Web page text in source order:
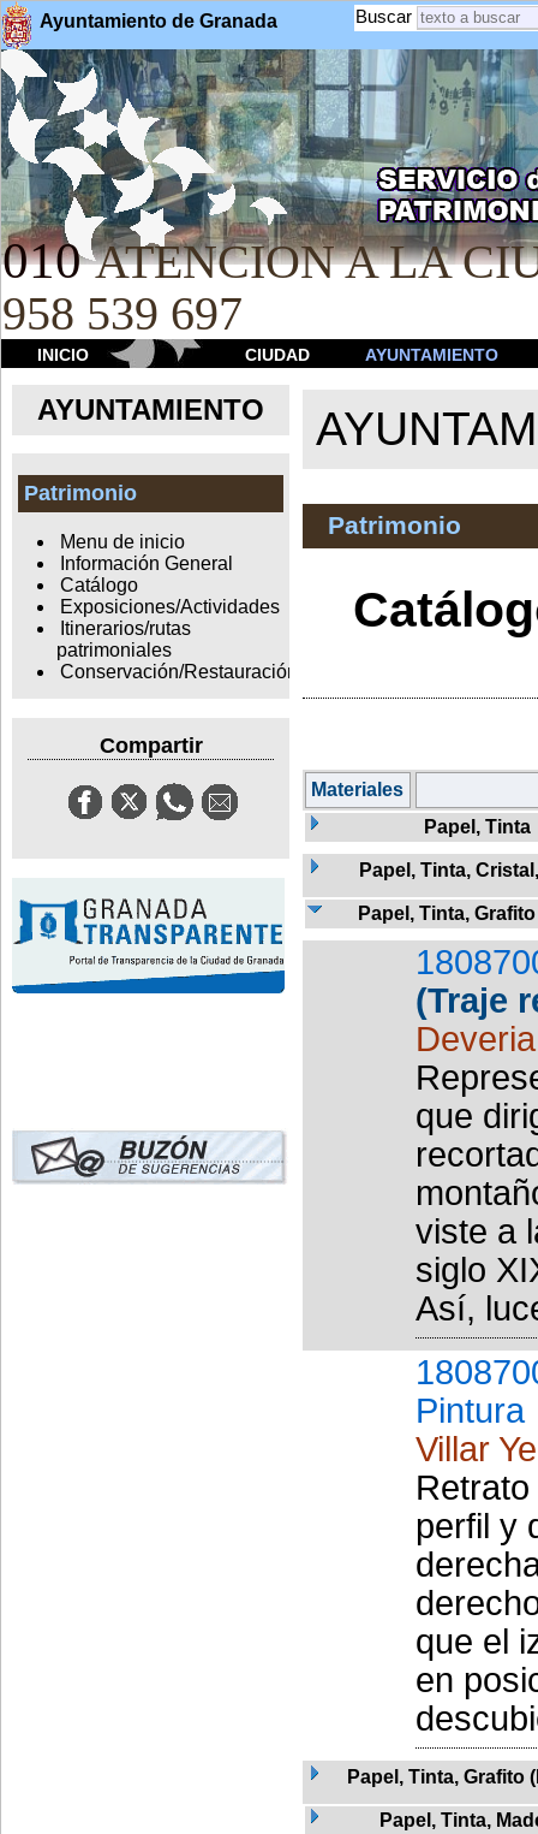
Ayuntamiento de Granada Buscar
010 ATENCION A LA
958 539 697
INICIO CIUDAD AYUNTAMIENTO
AYUNTAMIENTO
Patrimonio
Menu de inicio
Información General
Catálogo
Exposiciones/Actividades
Itinerarios/rutas
patrimoniales
Conservación/Restauración
Compartir
Patrimonio
Materiales
Papel, Tinta
Papel, Tinta,
Papel, Tinta,
(Traje
que
viste a
siglo
Así,
Pintura
Villar
perfil y
que el
en
Papel, Tinta, Grafito
Papel, Tinta,